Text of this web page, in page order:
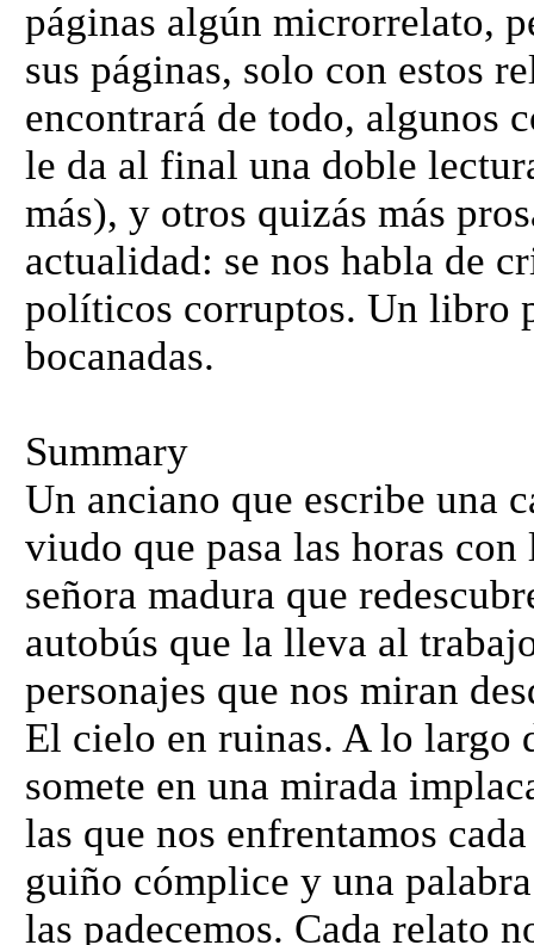
páginas algún microrrelato,
sus páginas, solo con estos
encontrará de todo, algunos
le da al final una doble
más), y otros quizás más
actualidad: se nos habla de
políticos corruptos. Un libro
bocanadas.
Summary
Un anciano que escribe una
viudo que pasa las horas
señora madura que
autobús que la lleva al
personajes que nos miran
El cielo en ruinas. A lo largo
somete en una mirada
las que nos enfrentamos
guiño cómplice y una
las padecemos. Cada relato